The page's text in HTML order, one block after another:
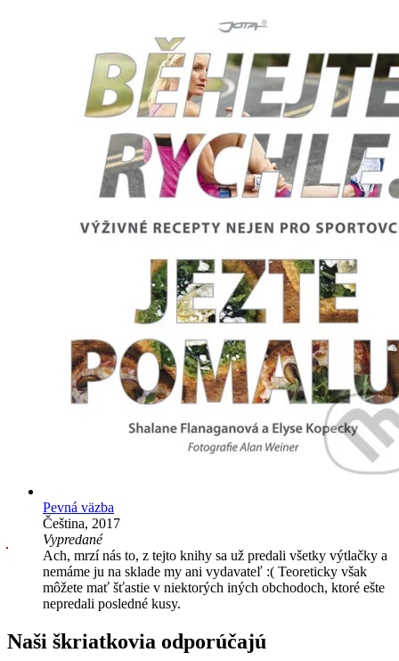
Pevná väzba
Čeština, 2017
Vypredané
Ach, mrzí nás to, z tejto knihy sa už predali všetky výtlačky a
nemáme ju na sklade my ani vydavateľ :( Teoreticky však
môžete mať šťastie v niektorých iných obchodoch, ktoré ešte
nepredali posledné kusy.
Naši škriatkovia odporúčajú